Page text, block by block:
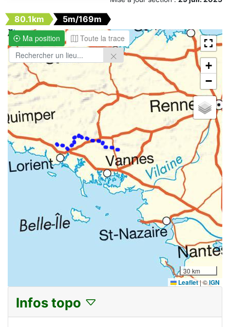
80.1km
5m/169m
Ma position
Toute la trace
+
−
30 km
Leaflet|©IGN
Infos topo